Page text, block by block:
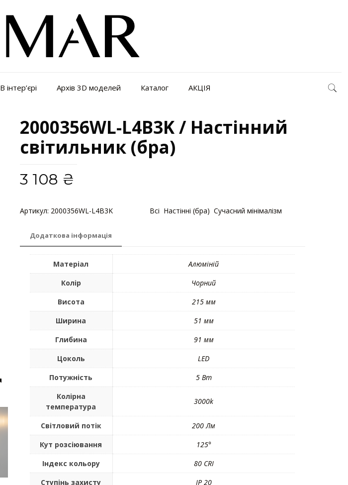
В інтер’єрі Архів 3D моделей Каталог АКЦІЯ
2000356WL-L4B3K / Настінний
світильник (бра)
3 108 ₴
Артикул: 2000356WL-L4B3K Bсі Настінні (бра) Сучасний мінімалізм
Додаткова інформація
Матеріал
Алюміній
Колір
Чорний
Висота
215 мм
Ширина
51 мм
Глибина
91 мм
Цоколь
LED
Потужність
5 Вт
Колірна
температура
3000k
Світловий потік
200 Лм
Кут розсіювання
125°
Індекс кольору
80 CRI
Ступінь захисту
IP 20